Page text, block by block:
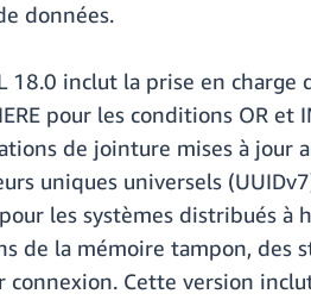
données.
18.0 inclut la prise en
pour les conditions OR
de jointure mises à jour
uniques universels
les systèmes distribués à
de la mémoire tampon, des
connexion. Cette version